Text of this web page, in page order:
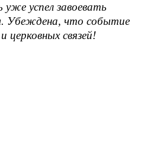
успел завоевать
Убеждена, что событие
связей!